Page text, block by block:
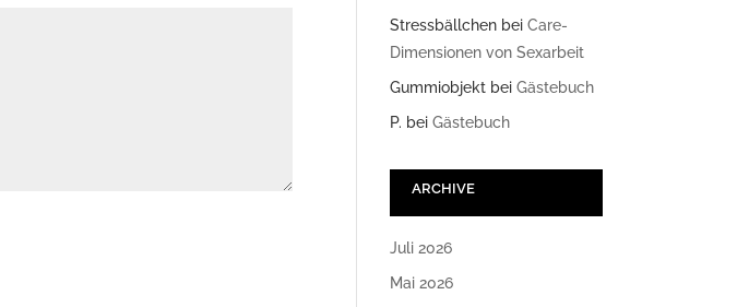
Stressbällchen beiCare-
Dimensionen von Sexarbeit
Gummiobjekt beiGästebuch
P. beiGästebuch
ARCHIVE
Juli 2026
Mai 2026